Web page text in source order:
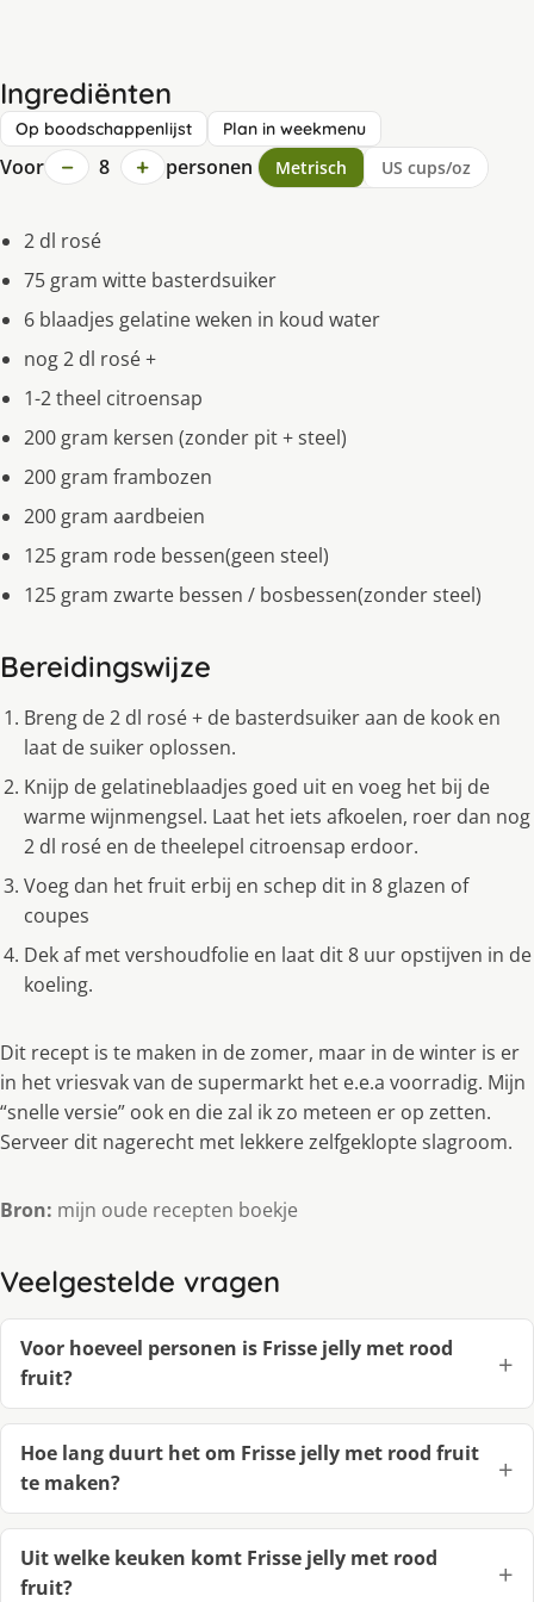
Ingrediënten
Op boodschappenlijst Plan in weekmenu
Voor − 8 + personen Metrisch US cups/oz
2 dl rosé
75 gram witte basterdsuiker
6 blaadjes gelatine weken in koud water
nog 2 dl rosé +
1-2 theel citroensap
200 gram kersen (zonder pit + steel)
200 gram frambozen
200 gram aardbeien
125 gram rode bessen(geen steel)
125 gram zwarte bessen / bosbessen(zonder steel)
Bereidingswijze
Breng de 2 dl rosé + de basterdsuiker aan de kook en
laat de suiker oplossen.
Knijp de gelatineblaadjes goed uit en voeg het bij de
warme wijnmengsel. Laat het iets afkoelen, roer dan nog
2 dl rosé en de theelepel citroensap erdoor.
Voeg dan het fruit erbij en schep dit in 8 glazen of
coupes
Dek af met vershoudfolie en laat dit 8 uur opstijven in de
koeling.
Dit recept is te maken in de zomer, maar in de winter is er
in het vriesvak van de supermarkt het e.e.a voorradig. Mijn
“snelle versie” ook en die zal ik zo meteen er op zetten.
Serveer dit nagerecht met lekkere zelfgeklopte slagroom.
Bron: mijn oude recepten boekje
Veelgestelde vragen
Voor hoeveel personen is Frisse jelly met rood
fruit?
Hoe lang duurt het om Frisse jelly met rood fruit
te maken?
Uit welke keuken komt Frisse jelly met rood
fruit?